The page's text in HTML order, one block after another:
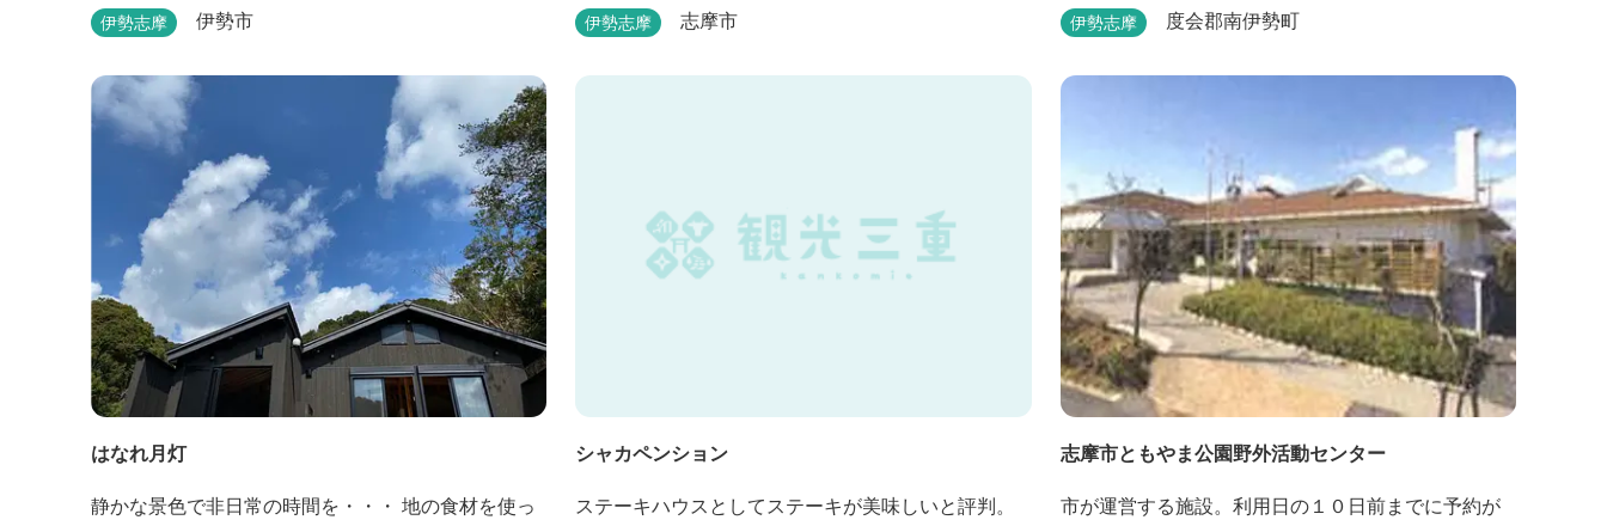
伊勢志摩 伊勢市 伊勢志摩 志摩市
せます。
伊勢志摩 度会郡南伊勢町
はなれ月灯
静かな景色で非日常の時間を・・・ 地の食材を使っ
シャカペンション
ステーキハウスとしてステーキが美味しいと評判。
志摩市ともやま公園野外活動センター
市が運営する施設。利用日の１０日前までに予約が